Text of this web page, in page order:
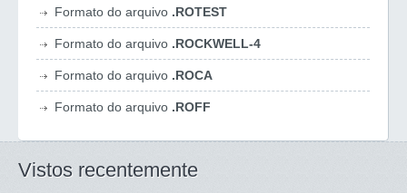
Formato do arquivo .ROTEST
Formato do arquivo .ROCKWELL-4
Formato do arquivo .ROCA
Formato do arquivo .ROFF
Vistos recentemente